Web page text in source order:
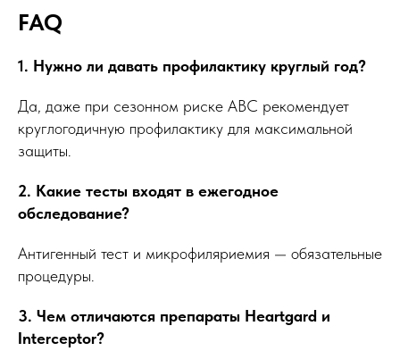
FAQ
1. Нужно ли давать профилактику круглый год?
Да, даже при сезонном риске АВС рекомендует
круглогодичную профилактику для максимальной
защиты.
2. Какие тесты входят в ежегодное
обследование?
Антигенный тест и микрофиляриемия — обязательные
процедуры.
3. Чем отличаются препараты Heartgard и
Interceptor?